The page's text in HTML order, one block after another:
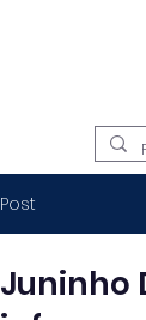
Post
Juninho